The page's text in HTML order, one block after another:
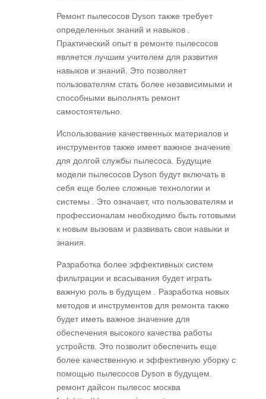
Ремонт пылесосов Dyson также требует
определенных знаний и навыков .
Практический опыт в ремонте пылесосов
является лучшим учителем для развития
навыков и знаний. Это позволяет
пользователям стать более независимыми и
способными выполнять ремонт
самостоятельно.
Использование качественных материалов и
инструментов также имеет важное значение
для долгой службы пылесоса. Будущие
модели пылесосов Dyson будут включать в
себя еще более сложные технологии и
системы . Это означает, что пользователям и
профессионалам необходимо быть готовыми
к новым вызовам и развивать свои навыки и
знания.
Разработка более эффективных систем
фильтрации и всасывания будет играть
важную роль в будущем . Разработка новых
методов и инструментов для ремонта также
будет иметь важное значение для
обеспечения высокого качества работы
устройств. Это позволит обеспечить еще
более качественную и эффективную уборку с
помощью пылесосов Dyson в будущем.
ремонт дайсон пылесос москва